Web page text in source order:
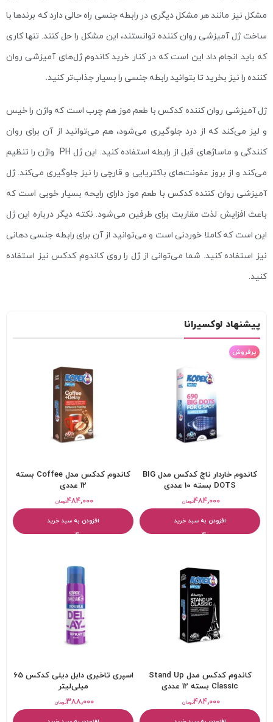
مشکل نیز مانند هر مشکل دیگری در رابطه جنسی راه حالی دارد که برندها با
ساخت ژل آمیزشی روان کننده توانستند، این مشکل را حل کنند. تنها کاری
که باید انجام داد این است که در کنار خرید کاندوم ژل‌های آمیزشی روان
کننده را نیز بخرید تا بتوانید رابطه جنسی را بسیار جذاب‌تر کنید.
ژل آمیزشی روان کننده کدکس با طعم موز هم چرب است که واژن را خیس
و لیز می‌کند که از درد جلوگیری می‌شود، هم می‌توانید از آن برای روان
کنندگی و ماساژهای قبل از رابطه استفاده کنید. این ژل PH واژن را تنظیم
می‌کند و از بروز عفونت‌های باکتریایی و قارچی را نیز جلوگیری می‌کند. ژل
آمیزشی روان کننده کدکس با طعم موز دارای رایحه بسیار خوبی است که
باعث افزایش لذت مقاربت برای طرفین می‌شود. نکته دیگر درباره این ژل
این است که کاملا خوردنی است و می‌توانید از آن برای رابطه جنسی دهانی
نیز استفاده کنید. شما می‌توانی از ژل را روی کاندوم کدکس نیز استفاده
کنید.
پیشنهاد لوکسیرانا
پرفروش
کاندوم خاردار ناچ کدکس مدل BIG
DOTS بسته 10 عددی
تومان۴۸۴,۰۰۰
افزودن به سبد خرید
کاندوم کدکس مدل Coffee بسته
12 عددی
تومان۴۸۴,۰۰۰
افزودن به سبد خرید
کاندوم کدکس مدل Stand Up
Classic بسته 12 عددی
تومان۴۸۴,۰۰۰
اسپری تاخیری دابل دیلی کدکس 65
میلی‌لیتر
تومان۳۸۸,۰۰۰